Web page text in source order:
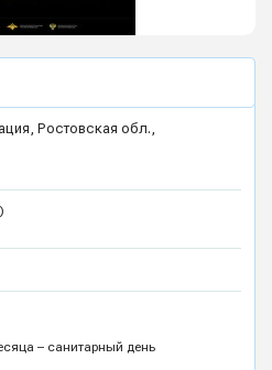
Ростовская обл.,
– санитарный день